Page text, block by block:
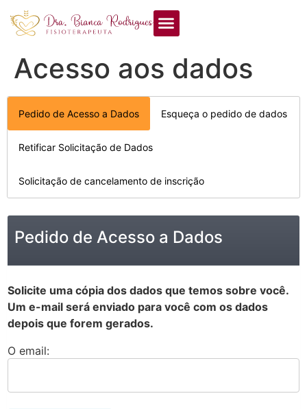
Acesso aos dados
Pedido de Acesso a Dados Esqueça o pedido de dados
Retificar Solicitação de Dados
Solicitação de cancelamento de inscrição
Pedido de Acesso a Dados
Solicite uma cópia dos dados que temos sobre você.
Um e-mail será enviado para você com os dados
depois que forem gerados.
O email: